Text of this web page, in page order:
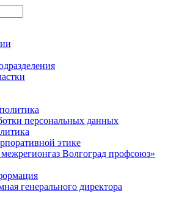
персональных данных
этике
Волгоград профсоюз»
генерального директора